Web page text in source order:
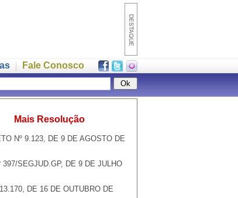
Fale Conosco
Mais Resolução
Nº 9.123, DE 9 DE AGOSTO DE
397/SEGJUD.GP, DE 9 DE JULHO
DE 16 DE OUTUBRO DE